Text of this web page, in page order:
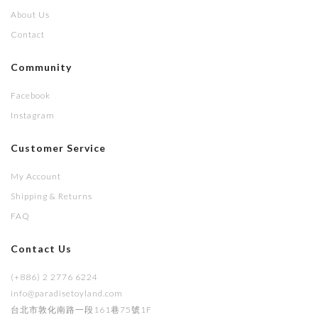
About Us
Contact
Community
Facebook
Instagram
Customer Service
My Account
Shipping & Returns
FAQ
Contact Us
(+886) 2 2776 6224
info@paradisetoyland.com
台北市敦化南路一段161巷75號1F